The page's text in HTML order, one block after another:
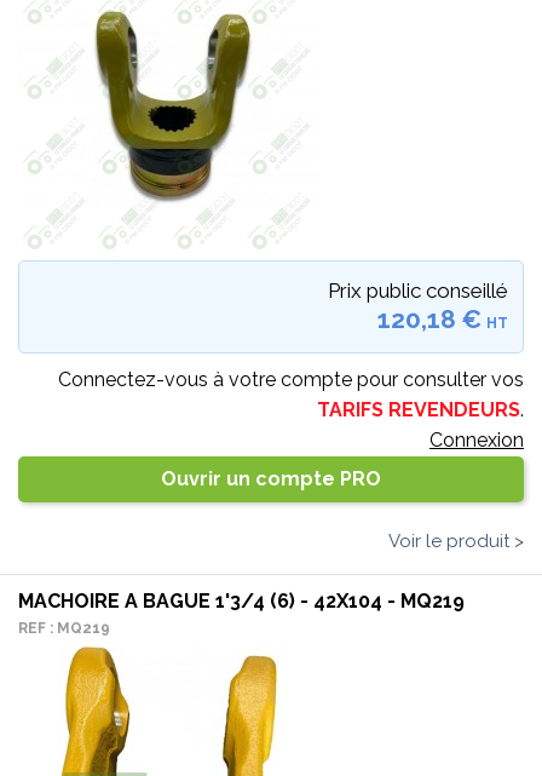
Prix public conseillé
120,18 € HT
Connectez-vous à votre compte pour consulter vos
TARIFS REVENDEURS.
Connexion
Ouvrir un compte PRO
Voir le produit >
MACHOIRE A BAGUE 1'3/4 (6) - 42X104 - MQ219
REF : MQ219